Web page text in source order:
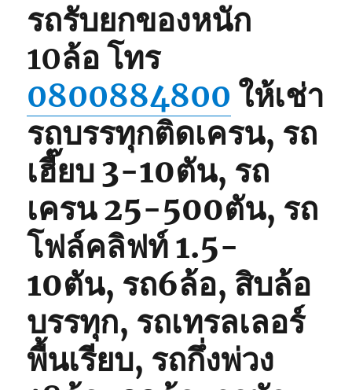
รถรับยกของหนัก
10ล้อ โทร
0800884800 ให้เช่า
รถบรรทุกติดเครน, รถ
เฮี๊ยบ 3-10ตัน, รถ
เครน 25-500ตัน, รถ
โฟล์คลิฟท์ 1.5-
10ตัน, รถ6ล้อ, สิบล้อ
บรรทุก, รถเทรลเลอร์
พื้นเรียบ, รถกึ่งพ่วง